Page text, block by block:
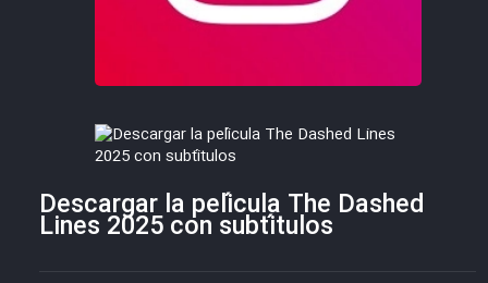
Descargar la película The Dashed
Lines 2025 con subtítulos